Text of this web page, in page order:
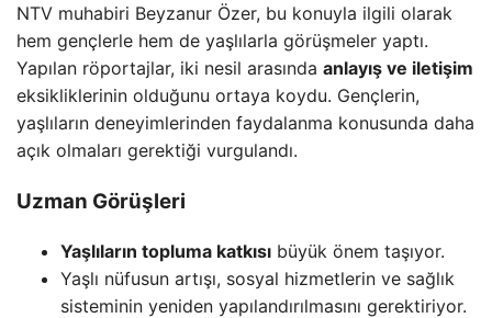
NTV muhabiri Beyzanur Özer, bu konuyla ilgili olarak
hem gençlerle hem de yaşlılarla görüşmeler yaptı.
Yapılan röportajlar, iki nesil arasında anlayış ve iletişim
eksikliklerinin olduğunu ortaya koydu. Gençlerin,
yaşlıların deneyimlerinden faydalanma konusunda daha
açık olmaları gerektiği vurgulandı.
Uzman Görüşleri
Yaşlıların topluma katkısı büyük önem taşıyor.
Yaşlı nüfusun artışı, sosyal hizmetlerin ve sağlık
sisteminin yeniden yapılandırılmasını gerektiriyor.